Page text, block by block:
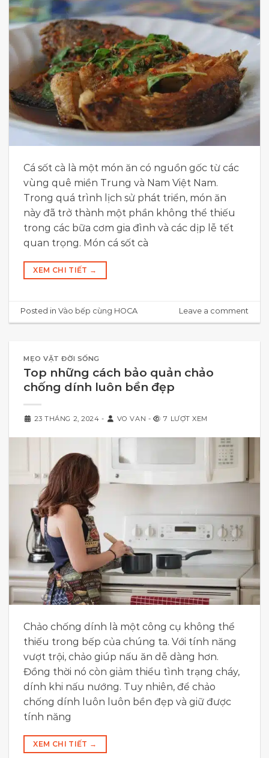
Cá sốt cà là một món ăn có nguồn gốc từ các
vùng quê miền Trung và Nam Việt Nam.
Trong quá trình lịch sử phát triển, món ăn
này đã trở thành một phần không thể thiếu
trong các bữa cơm gia đình và các dịp lễ tết
quan trọng. Món cá sốt cà
XEM CHI TIẾT →
Posted inVào bếp cùng HOCA Leave a comment
MẸO VẶT ĐỜI SỐNG
Top những cách bảo quản chảo
chống dính luôn bền đẹp
23 THÁNG 2, 2024 - VO VAN - 7 LƯỢT XEM
Chảo chống dính là một công cụ không thể
thiếu trong bếp của chúng ta. Với tính năng
vượt trội, chảo giúp nấu ăn dễ dàng hơn.
Đồng thời nó còn giảm thiểu tình trạng cháy,
dính khi nấu nướng. Tuy nhiên, để chảo
chống dính luôn luôn bền đẹp và giữ được
tính năng
XEM CHI TIẾT →